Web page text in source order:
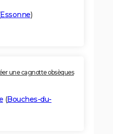
Essonne)
une cagnotte obsèques
(Bouches-du-